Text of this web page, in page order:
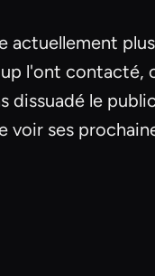
l'ont contacté,
le
ses